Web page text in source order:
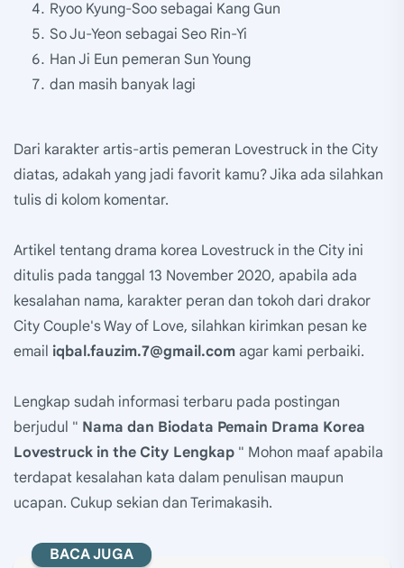
Ryoo Kyung-Soo sebagai Kang Gun
So Ju-Yeon sebagai Seo Rin-Yi
Han Ji Eun pemeran Sun Young
dan masih banyak lagi
Dari karakter artis-artis pemeran Lovestruck in the City
diatas, adakah yang jadi favorit kamu? Jika ada silahkan
tulis di kolom komentar.
Artikel tentang drama korea Lovestruck in the City ini
ditulis pada tanggal 13 November 2020, apabila ada
kesalahan nama, karakter peran dan tokoh dari drakor
City Couple's Way of Love, silahkan kirimkan pesan ke
email iqbal.fauzim.7@gmail.com agar kami perbaiki.
Lengkap sudah informasi terbaru pada postingan
berjudul " Nama dan Biodata Pemain Drama Korea
Lovestruck in the City Lengkap " Mohon maaf apabila
terdapat kesalahan kata dalam penulisan maupun
ucapan. Cukup sekian dan Terimakasih.
BACA JUGA